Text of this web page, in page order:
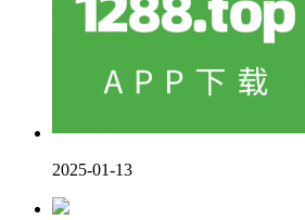
2025-01-13